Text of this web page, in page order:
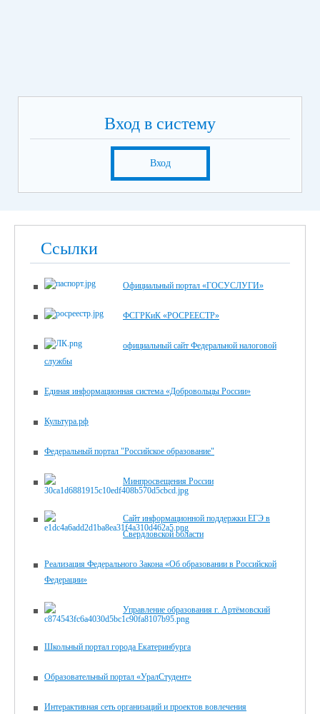
Вход в систему
Вход
Ссылки
Официальный портал «ГОСУСЛУГИ»
ФСГРКиК «РОСРЕЕСТР»
официальный сайт Федеральной налоговой
службы
Единая информационная система «Добровольцы России»
Культура.рф
Федеральный портал "Российское образование"
Минпросвещения России
Сайт информационной поддержки ЕГЭ в
Свердловской области
Реализация Федерального Закона «Об образовании в Российской
Федерации»
Управление образования г. Артёмовский
Школьный портал города Екатеринбурга
Образовательный портал «УралСтудент»
Интерактивная сеть организаций и проектов вовлечения